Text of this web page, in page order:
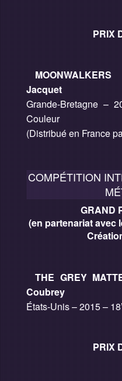
PRIX
MOONWALKERS
Jacquet
Grande-Bretagne –
Couleur
(Distribué en France
COMPÉTITION
GRAND
(en partenariat avec
THE GREY
Coubrey
États-Unis – 2015 –
PRIX